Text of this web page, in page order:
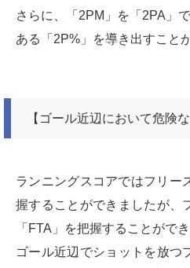
さらに、「2PM」を「2PA」
ある「2P%」を導き出すこと
【ゴール近辺において危険
ランニングスコアではフリー
握することができましたが、
「FTA」を把握することがで
ゴール近辺でショットを放つ